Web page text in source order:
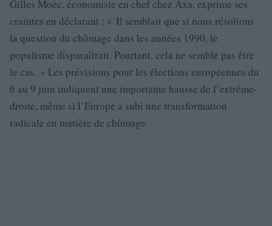
Gilles Moëc, économiste en chef chez Axa, exprime ses
craintes en déclarant : « Il semblait que si nous résolions
la question du chômage dans les années 1990, le
populisme disparaîtrait. Pourtant, cela ne semble pas être
le cas. » Les prévisions pour les élections européennes du
6 au 9 juin indiquent une importante hausse de l’extrême-
droite, même si l’Europe a subi une transformation
radicale en matière de chômage.